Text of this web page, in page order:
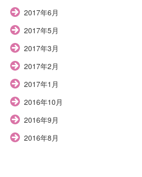
2017年6月
2017年5月
2017年3月
2017年2月
2017年1月
2016年10月
2016年9月
2016年8月